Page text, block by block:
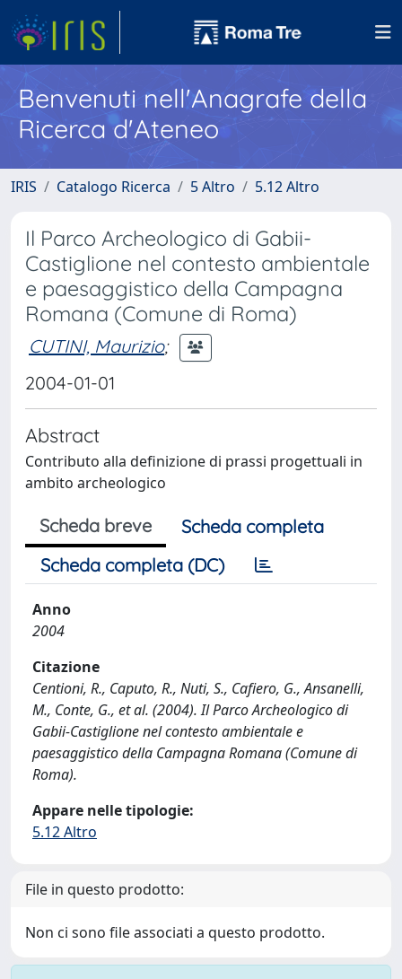
Benvenuti nell'Anagrafe della
Ricerca d'Ateneo
IRIS Catalogo Ricerca 5 Altro 5.12 Altro
Il Parco Archeologico di Gabii-
Castiglione nel contesto ambientale
e paesaggistico della Campagna
Romana (Comune di Roma)
CUTINI, Maurizio;
2004-01-01
Abstract
Contributo alla definizione di prassi progettuali in
ambito archeologico
Scheda breve
Scheda completa
Scheda completa (DC)
Anno
2004
Citazione
Centioni, R., Caputo, R., Nuti, S., Cafiero, G., Ansanelli,
M., Conte, G., et al. (2004). Il Parco Archeologico di
Gabii-Castiglione nel contesto ambientale e
paesaggistico della Campagna Romana (Comune di
Roma).
Appare nelle tipologie:
5.12 Altro
File in questo prodotto:
Non ci sono file associati a questo prodotto.